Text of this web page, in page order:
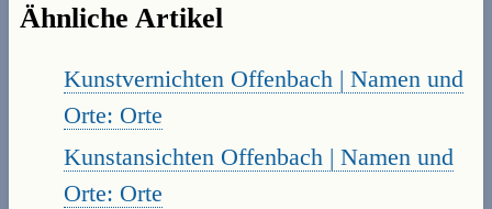
Ähnliche Artikel
Kunstvernichten Offenbach | Namen und
Orte: Orte
Kunstansichten Offenbach | Namen und
Orte: Orte